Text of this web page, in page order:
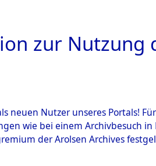
zur Nutzung
neuen Nutzer unseres Portals!
wie bei einem Archivbesuch
der Arolsen Archives